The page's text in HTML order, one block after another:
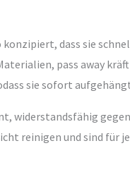
dass sie
pass away
sie sofort
widerstandsfähig
reinigen und sind